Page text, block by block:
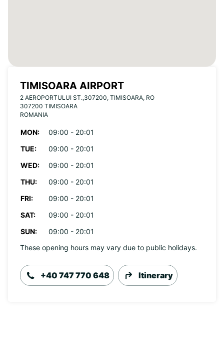
TIMISOARA AIRPORT
2 AEROPORTULUI ST.,307200, TIMISOARA, RO
307200 TIMISOARA
ROMANIA
MON:
09:00 - 20:01
TUE:
09:00 - 20:01
WED:
09:00 - 20:01
THU:
09:00 - 20:01
FRI:
09:00 - 20:01
SAT:
09:00 - 20:01
SUN:
09:00 - 20:01
These opening hours may vary due to public holidays.
+40 747 770 648 Itinerary